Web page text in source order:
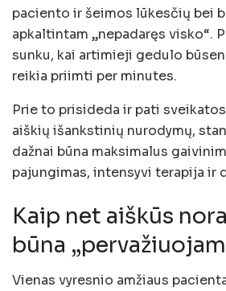
paciento ir šeimos lūkesčių bei
apkaltintam „nepadaręs visko“.
sunku, kai artimieji gedulo
reikia priimti per minutes.
Prie to prisideda ir pati
aiškių išankstinių nurodymų,
dažnai būna maksimalus
pajungimas, intensyvi terapija ir
Kaip net aiškūs
būna
Vienas vyresnio amžiaus